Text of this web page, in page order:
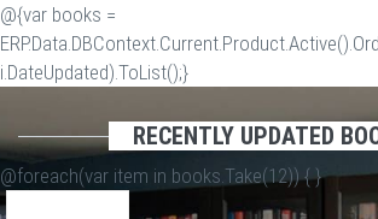
@{var books =
i.DateUpdated).ToList();}
RECENTLY UPDATED
@foreach(var item in books.Take(12)) {}